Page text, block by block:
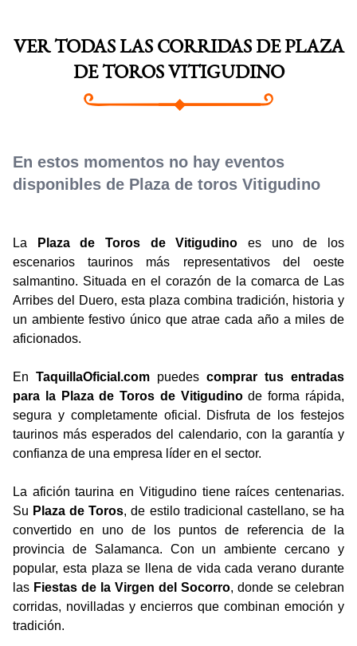
VER TODAS LAS CORRIDAS DE PLAZA
DE TOROS VITIGUDINO
En estos momentos no hay eventos
disponibles de Plaza de toros Vitigudino
La Plaza de Toros de Vitigudino es uno de los
escenarios taurinos más representativos del oeste
salmantino. Situada en el corazón de la comarca de Las
Arribes del Duero, esta plaza combina tradición, historia y
un ambiente festivo único que atrae cada año a miles de
aficionados.
En TaquillaOficial.com puedes comprar tus entradas
para la Plaza de Toros de Vitigudinode forma rápida,
segura y completamente oficial. Disfruta de los festejos
taurinos más esperados del calendario, con la garantía y
confianza de una empresa líder en el sector.
La afición taurina en Vitigudino tiene raíces centenarias.
Su Plaza de Toros, de estilo tradicional castellano, se ha
convertido en uno de los puntos de referencia de la
provincia de Salamanca. Con un ambiente cercano y
popular, esta plaza se llena de vida cada verano durante
las Fiestas de la Virgen del Socorro, donde se celebran
corridas, novilladas y encierros que combinan emoción y
tradición.